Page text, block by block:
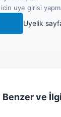
uye girisi
Uyelik
Benzer ve